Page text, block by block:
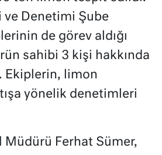
ve Denetimi Şube
de görev aldığı
sahibi 3 kişi hakkında
Ekiplerin, limon
yönelik denetimleri
Müdürü Ferhat Sümer,